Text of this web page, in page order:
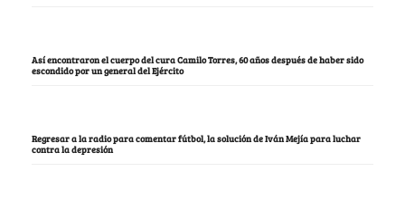
Así encontraron el cuerpo del cura Camilo Torres, 60 años después de haber sido
escondido por un general del Ejército
Regresar a la radio para comentar fútbol, la solución de Iván Mejía para luchar
contra la depresión